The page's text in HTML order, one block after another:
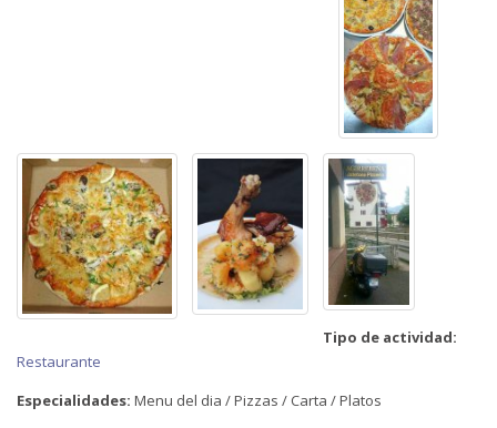
Tipo de actividad:
Restaurante
Especialidades: Menu del dia / Pizzas / Carta / Platos